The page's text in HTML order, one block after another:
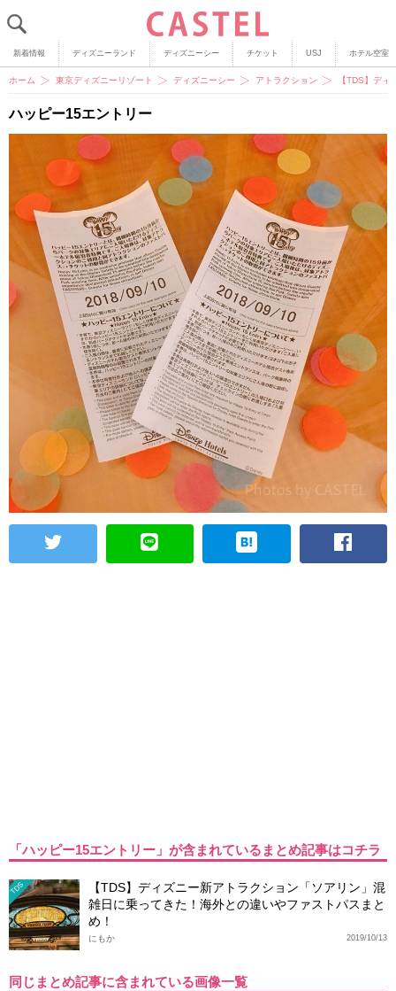
新着情報 ディズニーランド ディズニーシー チケット USJ ホテル空室
ホーム 東京ディズニーリゾート ディズニーシー アトラクション 【TDS】デ
ハッピー15エントリー
「ハッピー15エントリー」が含まれているまとめ記事はコチラ
TDS
【TDS】ディズニー新アトラクション「ソアリン」混
雑日に乗ってきた！海外との違いやファストパスまと
め！
2019/10/13
にもか
同じまとめ記事に含まれている画像一覧